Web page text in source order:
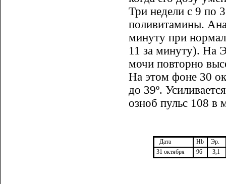
Три недели с 9 по
поливитамины.
минуту при
11 за минуту). На
мочи повторно
На этом фоне 30
до 39º.
озноб пульс 108 в
Дата Hb
Эр.
31 октября
96 3,1